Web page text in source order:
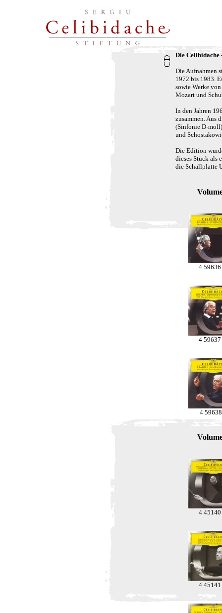
Die Celibidache
Die Aufnahmen
1972 bis 1983.
sowie Werke
Mozart und
In den Jahren
zusammen. Aus
(Sinfonie D-
und
Die Edition
dieses Stück als
die Schallplatte
4
4
4
4
4